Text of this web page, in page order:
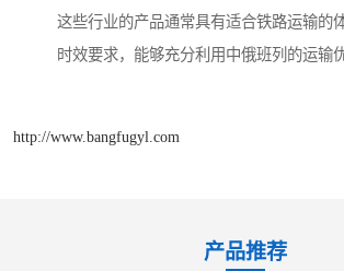
这些行业的产品通常具有适合铁路运输的
时效要求，能够充分利用中俄班列的运输优
http://www.bangfugyl.com
产品推荐